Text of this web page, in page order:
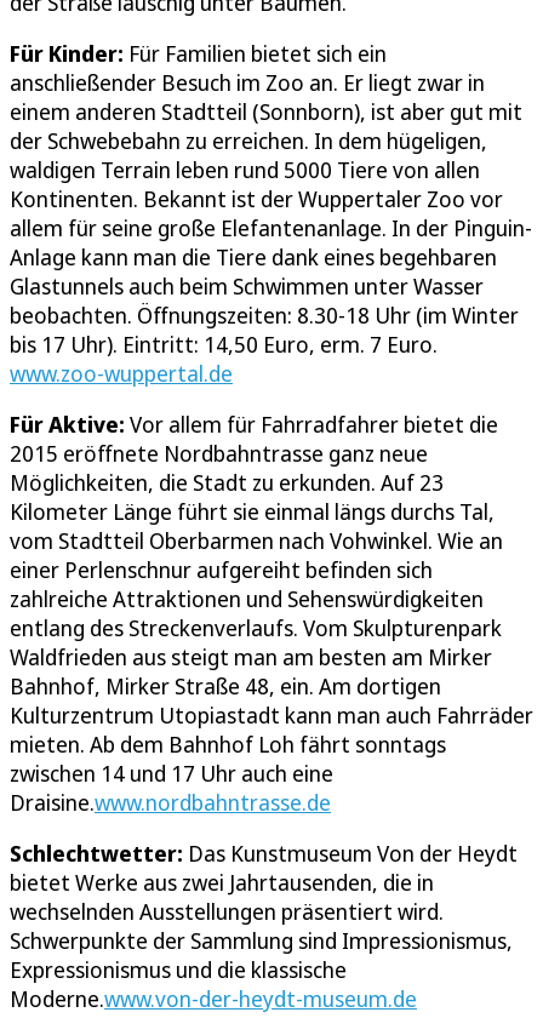
Für Kinder: Für Familien bietet sich ein
anschließender Besuch im Zoo an. Er liegt zwar in
einem anderen Stadtteil (Sonnborn), ist aber gut mit
der Schwebebahn zu erreichen. In dem hügeligen,
waldigen Terrain leben rund 5000 Tiere von allen
Kontinenten. Bekannt ist der Wuppertaler Zoo vor
allem für seine große Elefantenanlage. In der Pinguin-
Anlage kann man die Tiere dank eines begehbaren
Glastunnels auch beim Schwimmen unter Wasser
beobachten. Öffnungszeiten: 8.30-18 Uhr (im Winter
bis 17 Uhr). Eintritt: 14,50 Euro, erm. 7 Euro.
www.zoo-wuppertal.de
Für Aktive: Vor allem für Fahrradfahrer bietet die
2015 eröffnete Nordbahntrasse ganz neue
Möglichkeiten, die Stadt zu erkunden. Auf 23
Kilometer Länge führt sie einmal längs durchs Tal,
vom Stadtteil Oberbarmen nach Vohwinkel. Wie an
einer Perlenschnur aufgereiht befinden sich
zahlreiche Attraktionen und Sehenswürdigkeiten
entlang des Streckenverlaufs. Vom Skulpturenpark
Waldfrieden aus steigt man am besten am Mirker
Bahnhof, Mirker Straße 48, ein. Am dortigen
Kulturzentrum Utopiastadt kann man auch Fahrräder
mieten. Ab dem Bahnhof Loh fährt sonntags
zwischen 14 und 17 Uhr auch eine
Draisine.www.nordbahntrasse.de
Schlechtwetter: Das Kunstmuseum Von der Heydt
bietet Werke aus zwei Jahrtausenden, die in
wechselnden Ausstellungen präsentiert wird.
Schwerpunkte der Sammlung sind Impressionismus,
Expressionismus und die klassische
Moderne.www.von-der-heydt-museum.de